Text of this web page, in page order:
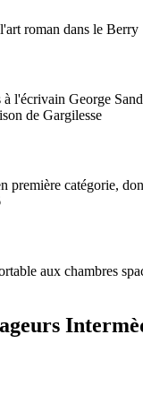
roman dans le Berry
à l'écrivain George
de Gargilesse
première catégorie,
aux chambres